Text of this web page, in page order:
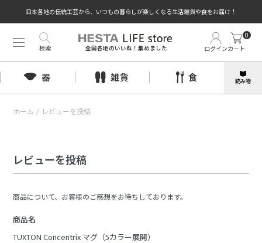
日本各地の伝統工芸から、いつもの暮らしが楽しくなる生活雑貨や食をお届け！
全国各地のいいね！集めました ログインカート
0
検索
器 雑貨 食 読み物
ホーム / レビューを投稿
レビューを投稿
商品について、お客様のご感想をお待ちしております。
商品名
TUXTON Concentrix マグ（5カラー展開）